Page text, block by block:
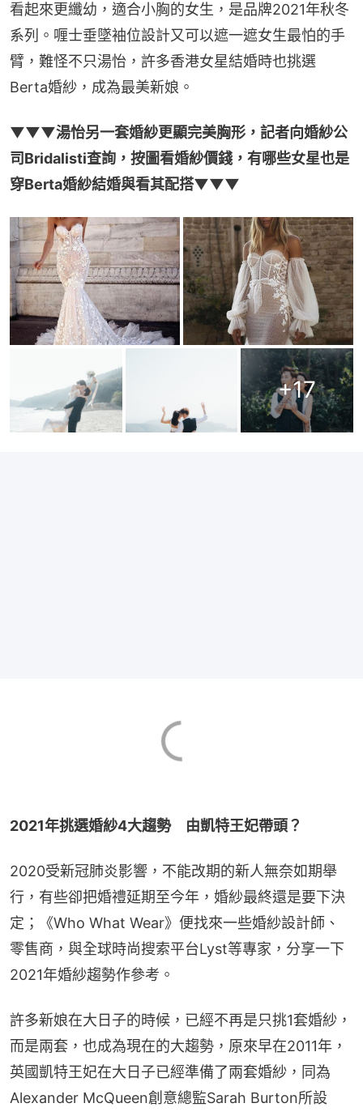
看起來更纖幼，適合小胸的女生，是品牌2021年秋冬
系列。喱士垂墜袖位設計又可以遮一遮女生最怕的手
臂，難怪不只湯怡，許多香港女星結婚時也挑選
Berta婚紗，成為最美新娘。
▼▼▼湯怡另一套婚紗更顯完美胸形，記者向婚紗公
司Bridalisti查詢，按圖看婚紗價錢，有哪些女星也是
穿Berta婚紗結婚與看其配搭▼▼▼
+17
2021年挑選婚紗4大趨勢　由凱特王妃帶頭？
2020受新冠肺炎影響，不能改期的新人無奈如期舉
行，有些卻把婚禮延期至今年，婚紗最終還是要下決
定；《Who What Wear》便找來一些婚紗設計師、
零售商，與全球時尚搜索平台Lyst等專家，分享一下
2021年婚紗趨勢作參考。
許多新娘在大日子的時候，已經不再是只挑1套婚紗，
而是兩套，也成為現在的大趨勢，原來早在2011年，
英國凱特王妃在大日子已經準備了兩套婚紗，同為
Alexander McQueen創意總監Sarah Burton所設